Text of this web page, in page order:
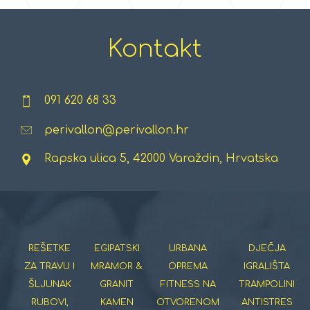
Kontakt
091 620 68 33
perivallon@perivallon.hr
Rapska ulica 5, 42000 Varaždin, Hrvatska
REŠETKE
ZA TRAVU I
ŠLJUNAK
RUBOVI,
EGIPATSKI
MRAMOR &
GRANIT
KAMEN
URBANA
OPREMA
FITNESS NA
OTVORENOM
DJEČJA
IGRALIŠTA
TRAMPOLINI
ANTISTRES